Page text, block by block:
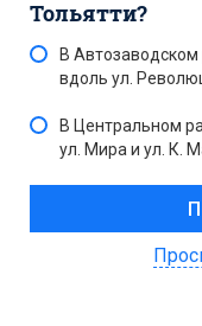
Тольятти?
В
вдоль ул.
В Центральном
ул. Мира и ул. К.